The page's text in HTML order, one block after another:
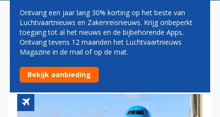
KLM VLIEGT NAAR 164
BESTEMMINGEN KOMENDE
ZOMER
Ontvang een jaar lang 30% korting op het beste van
Luchtvaartnieuws en Zakenreisnieuws. Krijg onbeperkt
toegang tot al het nieuws en de bijbehorende Apps.
Ontvang tevens 12 maanden het Luchtvaartnieuws
Magazine in de mail of op de mat.
Bekijk aanbieding